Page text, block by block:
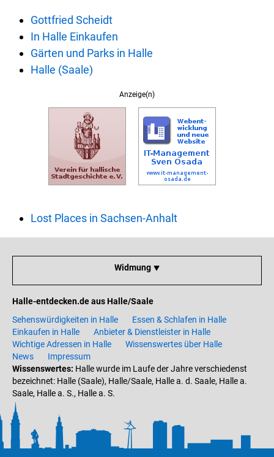
Gottfried Scheidt
In Halle Einkaufen
Gärten und Parks in Halle
Halle (Saale)
Anzeige(n)
Lost Places in Sachsen-Anhalt
Widmung ⯆
Halle-entdecken.de aus Halle/Saale
Sehenswürdigkeiten in Halle
Essen & Schlafen in Halle
Einkaufen in Halle
Anbieter & Dienstleister in Halle
Wichtige Adressen in Halle
Wissenswertes über Halle
News
Impressum
Wissenswertes: Halle wurde im Laufe der Jahre verschiedenst
bezeichnet: Halle (Saale), Halle/Saale, Halle a. d. Saale, Halle a.
Saale, Halle a. S., Halle a. S.